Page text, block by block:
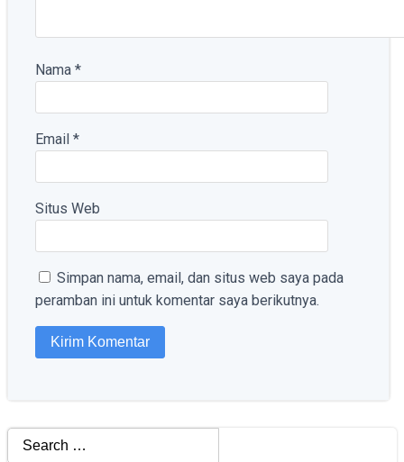
Nama *
Email *
Situs Web
Simpan nama, email, dan situs web saya pada
peramban ini untuk komentar saya berikutnya.
Search